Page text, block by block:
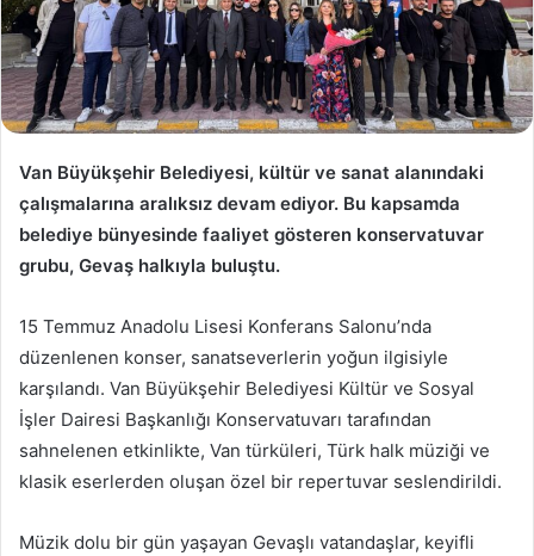
Van Büyükşehir Belediyesi, kültür ve sanat alanındaki
çalışmalarına aralıksız devam ediyor. Bu kapsamda
belediye bünyesinde faaliyet gösteren konservatuvar
grubu, Gevaş halkıyla buluştu.
15 Temmuz Anadolu Lisesi Konferans Salonu’nda
düzenlenen konser, sanatseverlerin yoğun ilgisiyle
karşılandı. Van Büyükşehir Belediyesi Kültür ve Sosyal
İşler Dairesi Başkanlığı Konservatuvarı tarafından
sahnelenen etkinlikte, Van türküleri, Türk halk müziği ve
klasik eserlerden oluşan özel bir repertuvar seslendirildi.
Müzik dolu bir gün yaşayan Gevaşlı vatandaşlar, keyifli